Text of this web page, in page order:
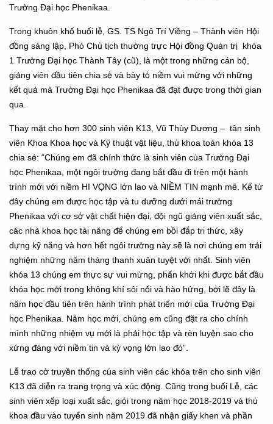
Trường Đại học Phenikaa.
Trong khuôn khổ buổi lễ, GS. TS Ngô Trí Viềng – Thành viên Hội
đồng sáng lập, Phó Chủ tịch thường trực Hội đồng Quản trị khóa
1 Trường Đại học Thành Tây (cũ), là một trong những cán bộ,
giảng viên đầu tiên chia sẻ và bày tỏ niềm vui mừng với những
kết quả mà Trường Đại học Phenikaa đã đạt được trong thời gian
qua.
Thay mặt cho hơn 300 sinh viên K13, Vũ Thùy Dương – tân sinh
viên Khoa Khoa học và Kỹ thuật vật liệu, thủ khoa toàn khóa 13
chia sẻ: “Chúng em đã chính thức là sinh viên của Trường Đại
học Phenikaa, một ngôi trường đang bắt đầu đi trên một hành
trình mới với niềm HI VỌNG lớn lao và NIỀM TIN mạnh mẽ. Kể từ
đây chúng em được học tập và tu dưỡng dưới mái trường
Phenikaa với cơ sở vật chất hiện đại, đội ngũ giảng viên xuất sắc,
các nhà khoa học tài năng để chúng em bồi đắp tri thức, xây
dựng kỹ năng và hơn hết ngôi trường này sẽ là nơi chúng em trải
nghiệm những năm tháng thanh xuân tuyệt vời nhất. Sinh viên
khóa 13 chúng em thực sự vui mừng, phấn khởi khi được bắt đầu
khóa học mới trong không khí sôi nổi và hào hứng, bởi lẽ đây là
năm học đầu tiên trên hành trình phát triển mới của Trường Đại
học Phenikaa. Năm học mới, chúng em cũng đặt ra cho chính
mình những nhiệm vụ mới là phải học tập và rèn luyện sao cho
xứng đáng với niềm tin và kỳ vọng lớn lao đó”.
Lễ trao cờ truyền thống của sinh viên các khóa trên cho sinh viên
K13 đã diễn ra trang trọng và xúc động. Cũng trong buổi Lễ, các
sinh viên xếp loại xuất sắc, giỏi trong năm học 2018-2019 và thủ
khoa đầu vào tuyển sinh năm 2019 đã nhận giấy khen và phần